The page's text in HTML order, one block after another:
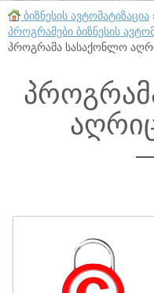
ბიზნესის ავტომატიზაცია ›
პროგრამები ბიზნესის
პროგრამა სასაქონლო